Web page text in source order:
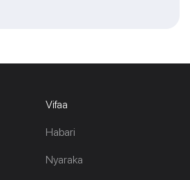
Vifaa
Habari
Nyaraka